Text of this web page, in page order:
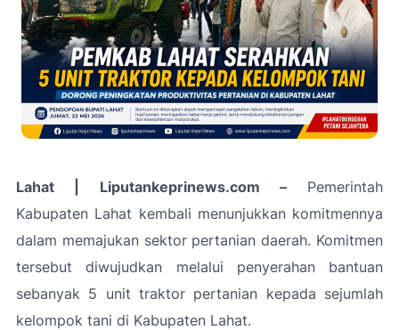
Lahat | Liputankeprinews.com –Pemerintah
Kabupaten Lahat kembali menunjukkan komitmennya
dalam memajukan sektor pertanian daerah. Komitmen
tersebut diwujudkan melalui penyerahan bantuan
sebanyak 5 unit traktor pertanian kepada sejumlah
kelompok tani di Kabupaten Lahat.